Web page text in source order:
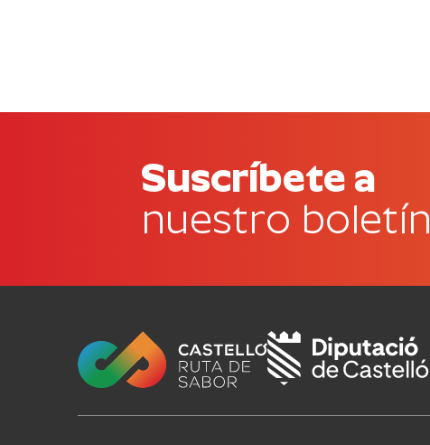
Suscríbete a
nuestro boletín